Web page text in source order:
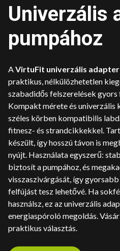
Univerzális
pumpához
AVirtuFit univerzális adapter
praktikus, nélkülözhetetlen
szabadidős felszerelések gyors
Kompakt mérete és univerzális
széles körben kompatibilis
fitnesz- és strandcikkekkel.
készült, így hosszú távon is
nyújt. Használata egyszerű:
biztosít a pumpához, és
visszaszivárgását, így
felfújást tesz lehetővé. Ha
használsz, ez az univerzális
energiaspóroló megoldás.
praktikus választás.